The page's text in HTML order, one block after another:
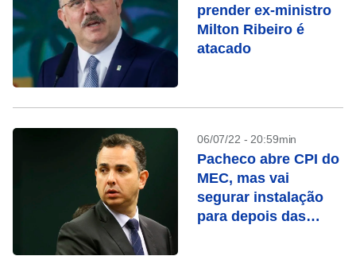
prender ex-ministro
Milton Ribeiro é
atacado
06/07/22 - 20:59min
Pacheco abre CPI do
MEC, mas vai
segurar instalação
para depois das